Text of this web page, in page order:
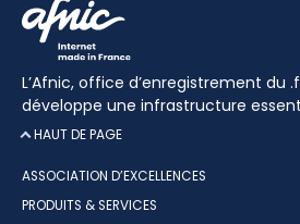
L’Afnic, office d’enregistrement du
développe une infrastructure
HAUT DE PAGE
ASSOCIATION D’EXCELLENCES
PRODUITS & SERVICES